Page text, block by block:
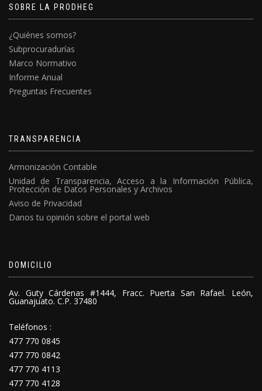
SOBRE LA PRODHEG
¿Quiénes somos?
Subprocuradurías
Marco Normativo
Informe Anual
Preguntas Frecuentes
TRANSPARENCIA
Armonización Contable
Unidad de Transparencia, Acceso a la Información Pública,
Protección de Datos Personales y Archivos
Aviso de Privacidad
Danos tu opinión sobre el portal web
DOMICILIO
Av. Guty Cárdenas #1444, Fracc. Puerta San Rafael. León,
Guanajuato. C.P. 37480
Teléfonos :
477 770 0845
477 770 0842
477 770 4113
477 770 4128